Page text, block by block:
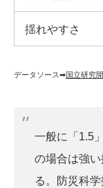
揺れやすさ
データソース➡︎国立研究
一般に「1.5
の場合は強
る。防災科